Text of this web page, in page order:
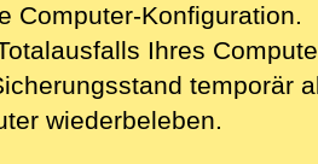
Computer-Konfiguration.
Ihres
temporär
wiederbeleben.